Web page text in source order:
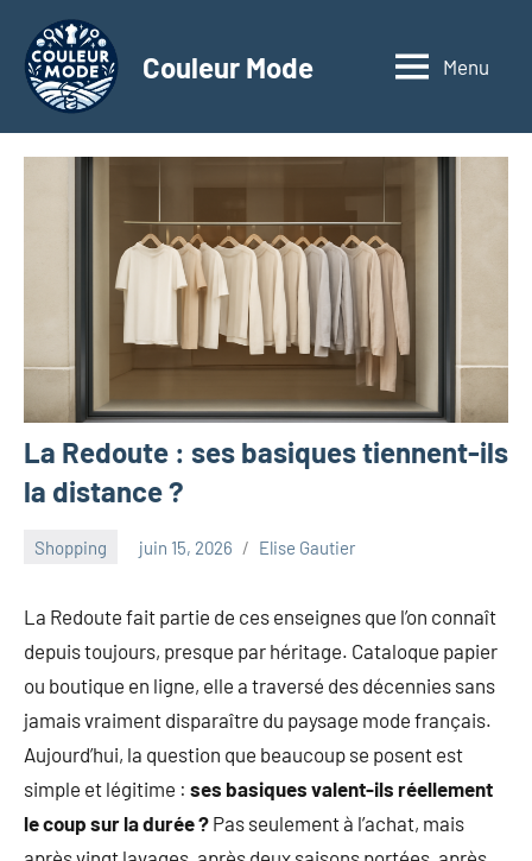
contenu
Couleur Mode
Explorez
monde
textiles
d'affaires
à
travers
articles
matériaux
innovants,
l'entrepreneuriat,
au
recyclage
dans
aux
événements
clés.
Menu
La Redoute : ses basiques tiennent-ils
la distance ?
Shopping juin 15, 2026 Elise Gautier
La Redoute fait partie de ces enseignes que l’on connaît
depuis toujours, presque par héritage. Cataloque papier
ou boutique en ligne, elle a traversé des décennies sans
jamais vraiment disparaître du paysage mode français.
Aujourd’hui, la question que beaucoup se posent est
simple et légitime : ses basiques valent-ils réellement
le coup sur la durée ? Pas seulement à l’achat, mais